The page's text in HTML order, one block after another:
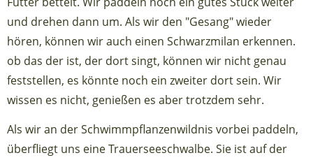
und drehen dann um. Als wir den "Gesang" wieder
hören, können wir auch einen Schwarzmilan erkennen.
ob das der ist, der dort singt, können wir nicht genau
feststellen, es könnte noch ein zweiter dort sein. Wir
wissen es nicht, genießen es aber trotzdem sehr.
Als wir an der Schwimmpflanzenwildnis vorbei paddeln,
überfliegt uns eine Trauerseeschwalbe. Sie ist auf der